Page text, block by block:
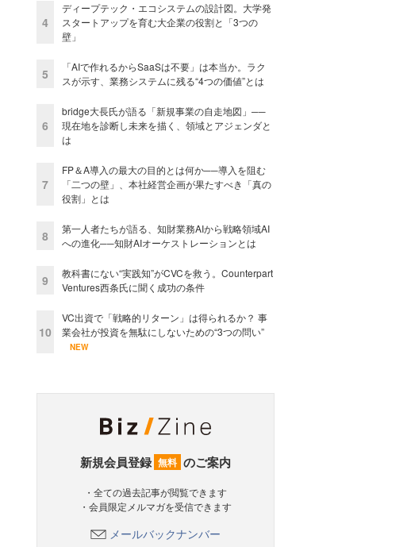
4
ディープテック・エコシステムの設計図。大学発
スタートアップを育む大企業の役割と「3つの
壁」
5
「AIで作れるからSaaSは不要」は本当か。ラク
スが示す、業務システムに残る“4つの価値”とは
6
bridge大長氏が語る「新規事業の自走地図」──
現在地を診断し未来を描く、領域とアジェンダと
は
7
FP＆A導入の最大の目的とは何か──導入を阻む
「二つの壁」、本社経営企画が果たすべき「真の
役割」とは
8
第一人者たちが語る、知財業務AIから戦略領域AI
への進化──知財AIオーケストレーションとは
9
教科書にない“実践知”がCVCを救う。Counterpart
Ventures西条氏に聞く成功の条件
10
VC出資で「戦略的リターン」は得られるか？ 事
業会社が投資を無駄にしないための“3つの問い”
NEW
新規会員登録 無料 のご案内
・全ての過去記事が閲覧できます
・会員限定メルマガを受信できます
メールバックナンバー